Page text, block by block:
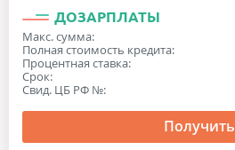
ДОЗАРПЛАТЫ
Макс. сумма:
Полная стоимость кредита:
Процентная ставка:
Срок:
Свид. ЦБ РФ №:
Получить